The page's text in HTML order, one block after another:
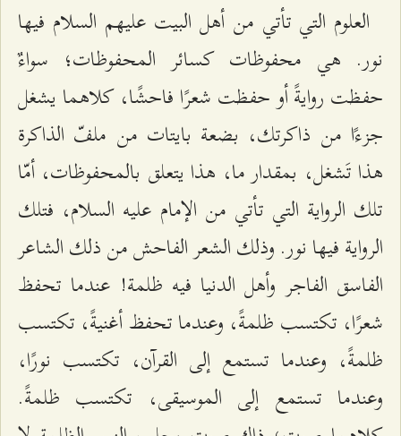
العلوم التي تأتي من أهل البيت عليهم السلام فيها
نور. هي محفوظات كسائر المحفوظات؛ سواءٌ
حفظت روايةً أو حفظت شعرًا فاحشًا، كلاهما يشغل
جزءًا من ذاكرتك، بضعة بايتات من ملفّ الذاكرة
هذا تَشغل، بمقدار ما، هذا يتعلق بالمحفوظات، أمّا
تلك الرواية التي تأتي من الإمام عليه السلام، فتلك
الرواية فيها نور. وذلك الشعر الفاحش من ذلك الشاعر
الفاسق الفاجر وأهل الدنيا فيه ظلمة! عندما تحفظ
شعرًا، تكتسب ظلمةً، وعندما تحفظ أغنيةً، تكتسب
ظلمةً، وعندما تستمع إلى القرآن، تكتسب نورًا،
وعندما تستمع إلى الموسيقى، تكتسب ظلمةً.